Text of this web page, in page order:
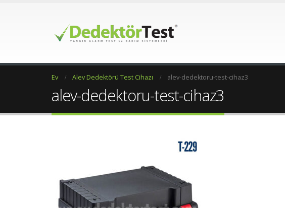
Ev Alev Dedektörü Test Cihazı alev-dedektoru-test-cihaz3
alev-dedektoru-test-cihaz3